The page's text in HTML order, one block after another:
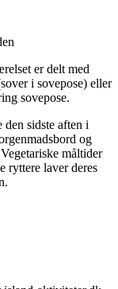
er delt med
i sovepose) eller
sovepose.
sidste aften i
og
måltider
ryttere laver deres